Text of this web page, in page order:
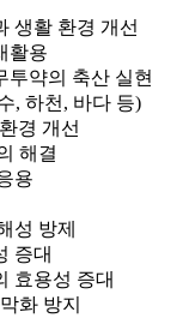
생활 환경 개선
활용
투약의 축산 실현
, 하천, 바다 등)
경 개선
해결
용
성 방제
증대
효용성 증대
화 방지